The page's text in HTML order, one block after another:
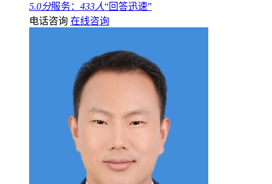
5.0分服务： 433人“回答迅速”
电话咨询 在线咨询